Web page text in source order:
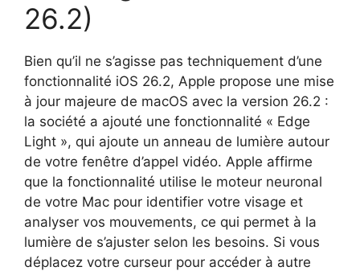
26.2)
Bien qu’il ne s’agisse pas techniquement d’une
fonctionnalité iOS 26.2, Apple propose une mise
à jour majeure de macOS avec la version 26.2 :
la société a ajouté une fonctionnalité « Edge
Light », qui ajoute un anneau de lumière autour
de votre fenêtre d’appel vidéo. Apple affirme
que la fonctionnalité utilise le moteur neuronal
de votre Mac pour identifier votre visage et
analyser vos mouvements, ce qui permet à la
lumière de s’ajuster selon les besoins. Si vous
déplacez votre curseur pour accéder à autre